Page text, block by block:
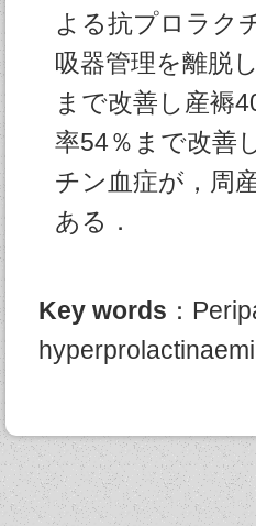
よる抗プロラク
吸器管理を離脱
まで改善し産褥
率54％まで改善
チン血症が，周
ある．
Key words ：